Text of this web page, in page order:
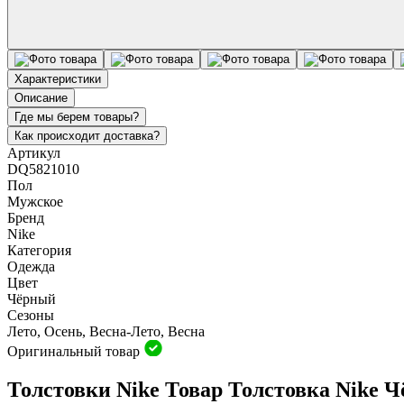
Характеристики
Описание
Где мы берем товары?
Как происходит доставка?
Артикул
DQ5821010
Пол
Мужское
Бренд
Nike
Категория
Одежда
Цвет
Чёрный
Сезоны
Лето, Осень, Весна-Лето, Весна
Оригинальный товар
Толстовки Nike Товар Толстовка Nike